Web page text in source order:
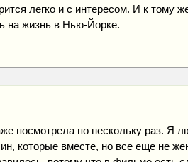
легко и с интересом. И к тому
на жизнь в Нью-Йорке.
посмотрела по нескольку раз. Я
которые вместе, но все еще не